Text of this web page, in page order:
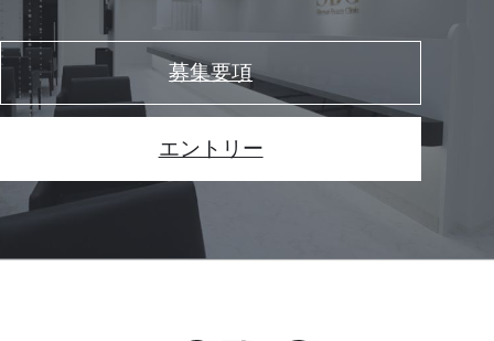
募集要項
エントリー